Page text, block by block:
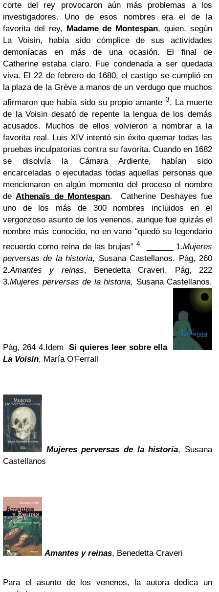
corte del rey provocaron aún más problemas a los
investigadores. Uno de esos nombres era el de la
favorita del rey,
Madame de Montespan, quien, según
La Voisin, había sido cómplice de sus actividades
demoníacas en más de una ocasión.
El final de
Catherine estaba claro. Fue condenada a ser quedada
viva. El 22 de febrero de 1680, el castigo se cumplió en
la plaza de la Grève a manos de un verdugo que muchos
afirmaron que había sido su propio amante 3. La muerte
de la Voisin desató de repente la lengua de los demás
acusados. Muchos de ellos volvieron a nombrar a la
favorita real. Luis XIV intentó sin éxito quemar todas las
pruebas inculpatorias contra su favorita. Cuando en 1682
se disolvía la Cámara Ardiente, habían sido
encarceladas o ejecutadas todas aquellas personas que
mencionaron en algún momento del proceso el nombre
deAthenaïs de Montespan.
Catherine Deshayes fue
uno de los más de 300 nombres incluidos en el
vergonzoso asunto de los venenos, aunque fue quizás el
nombre más conocido, no en vano “quedó su legendario
recuerdo como reina de las brujas”4 1.Mujeres
perversas de la historia, Susana Castellanos. Pág, 260
2.Amantes y reinas, Benedetta Craveri. Pág, 222
3.Mujeres perversas de la historia, Susana Castellanos.
Pág, 264 4.Idem
Si quieres leer sobre ella
La Voisin, María O'Ferrall
Mujeres perversas de la historia, Susana
Castellanos
Amantes y reinas, Benedetta Craveri
Para el asunto de los venenos, la autora dedica un